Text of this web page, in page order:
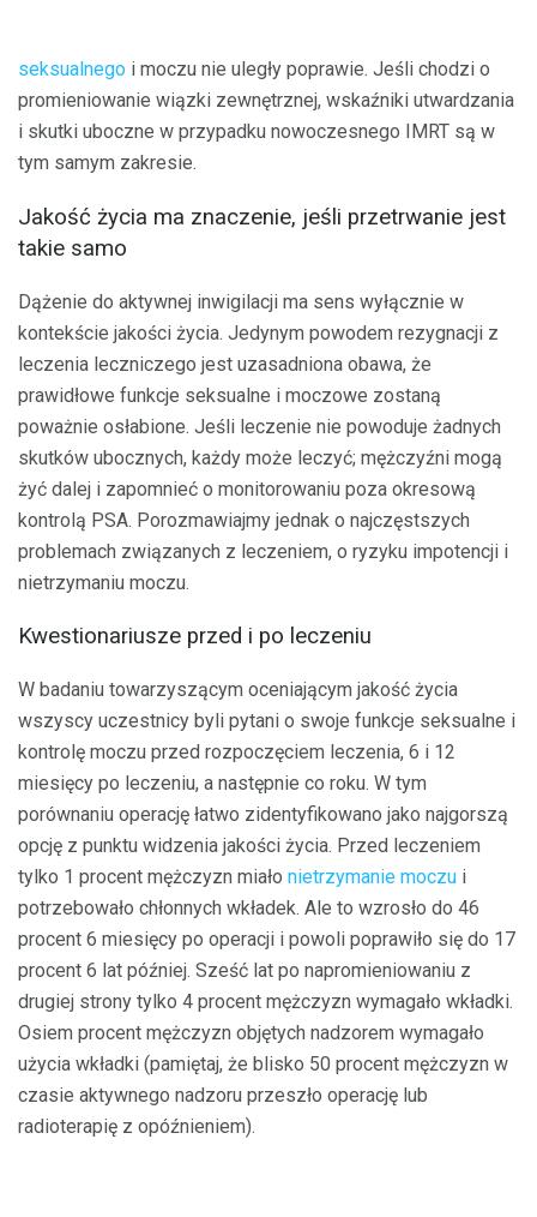
seksualnego i moczu nie uległy poprawie. Jeśli chodzi o
promieniowanie wiązki zewnętrznej, wskaźniki utwardzania
i skutki uboczne w przypadku nowoczesnego IMRT są w
tym samym zakresie.
Jakość życia ma znaczenie, jeśli przetrwanie jest
takie samo
Dążenie do aktywnej inwigilacji ma sens wyłącznie w
kontekście jakości życia. Jedynym powodem rezygnacji z
leczenia leczniczego jest uzasadniona obawa, że ​​
prawidłowe funkcje seksualne i moczowe zostaną
poważnie osłabione. Jeśli leczenie nie powoduje żadnych
skutków ubocznych, każdy może leczyć; mężczyźni mogą
żyć dalej i zapomnieć o monitorowaniu poza okresową
kontrolą PSA. Porozmawiajmy jednak o najczęstszych
problemach związanych z leczeniem, o ryzyku impotencji i
nietrzymaniu moczu.
Kwestionariusze przed i po leczeniu
W badaniu towarzyszącym oceniającym jakość życia
wszyscy uczestnicy byli pytani o swoje funkcje seksualne i
kontrolę moczu przed rozpoczęciem leczenia, 6 i 12
miesięcy po leczeniu, a następnie co roku. W tym
porównaniu operację łatwo zidentyfikowano jako najgorszą
opcję z punktu widzenia jakości życia. Przed leczeniem
tylko 1 procent mężczyzn miało nietrzymanie moczu i
potrzebowało chłonnych wkładek. Ale to wzrosło do 46
procent 6 miesięcy po operacji i powoli poprawiło się do 17
procent 6 lat później. Sześć lat po napromieniowaniu z
drugiej strony tylko 4 procent mężczyzn wymagało wkładki.
Osiem procent mężczyzn objętych nadzorem wymagało
użycia wkładki (pamiętaj, że blisko 50 procent mężczyzn w
czasie aktywnego nadzoru przeszło operację lub
radioterapię z opóźnieniem).